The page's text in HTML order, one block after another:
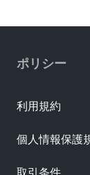
ポリシー
利用規約
個人情報保護